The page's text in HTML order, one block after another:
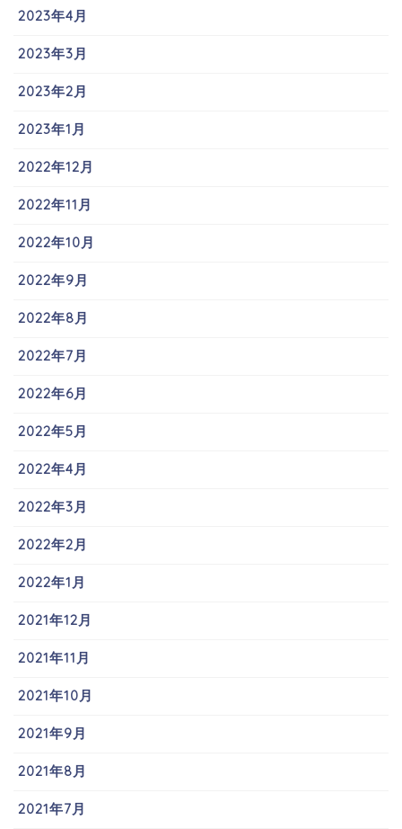
2023年4月
2023年3月
2023年2月
2023年1月
2022年12月
2022年11月
2022年10月
2022年9月
2022年8月
2022年7月
2022年6月
2022年5月
2022年4月
2022年3月
2022年2月
2022年1月
2021年12月
2021年11月
2021年10月
2021年9月
2021年8月
2021年7月